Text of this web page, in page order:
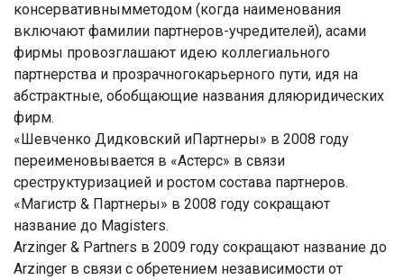
консервативнымметодом (когда наименования
включают фамилии партнеров-учредителей), асами
фирмы провозглашают идею коллегиального
партнерства и прозрачногокарьерного пути, идя на
абстрактные, обобщающие названия дляюридических
фирм.
«Шевченко Дидковский иПартнеры» в 2008 году
переименовывается в «Астерс» в связи
среструктуризацией и ростом состава партнеров.
«Магистр & Партнеры» в 2008 году сокращают
название до Magisters.
Arzinger & Partners в 2009 году сокращают название до
Arzinger в связи с обретением независимости от